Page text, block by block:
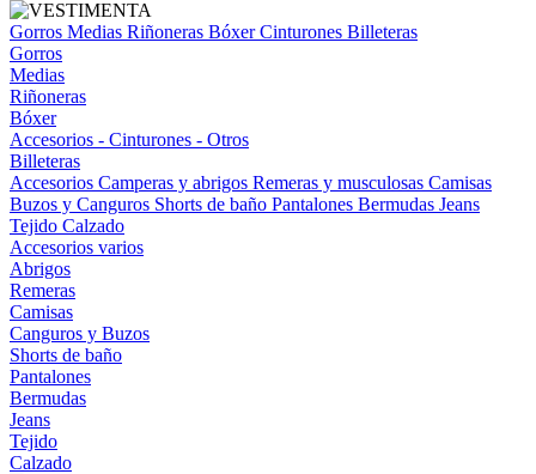
Gorros Medias Riñoneras BóxerCinturones Billeteras
Gorros
Medias
Riñoneras
Bóxer
Accesorios - Cinturones - Otros
Billeteras
Accesorios Camperas y abrigos Remeras y musculosas Camisas
Buzos y Canguros Shorts de baño Pantalones Bermudas Jeans
Tejido Calzado
Accesorios varios
Abrigos
Remeras
Camisas
Canguros y Buzos
Shorts de baño
Pantalones
Bermudas
Jeans
Tejido
Calzado